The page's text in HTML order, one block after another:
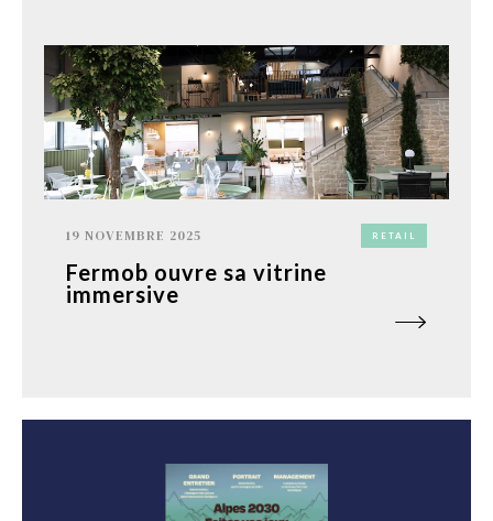
19 NOVEMBRE 2025 RETAIL
Fermob ouvre sa vitrine
immersive